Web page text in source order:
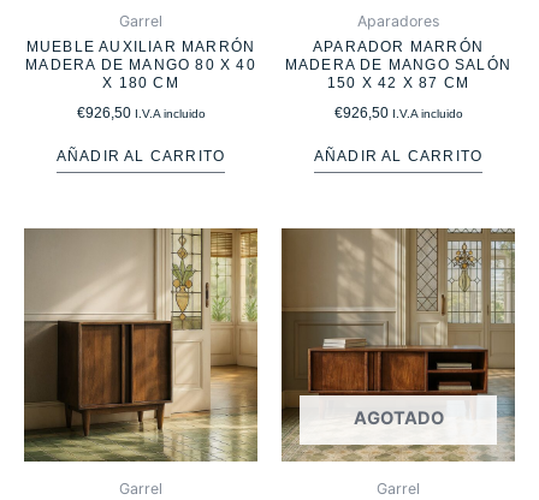
Garrel
MUEBLE AUXILIAR MARRÓN
MADERA DE MANGO 80 X 40
X 180 CM
€926,50 I.V.A incluido
AÑADIR AL CARRITO
Aparadores
APARADOR MARRÓN
MADERA DE MANGO SALÓN
150 X 42 X 87 CM
€926,50 I.V.A incluido
AÑADIR AL CARRITO
Garrel
AGOTADO
Garrel